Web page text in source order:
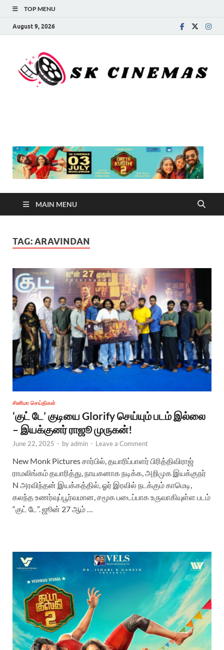
TOP MENU
August 9, 2026
MAIN MENU
TAG:ARAVINDAN
சினிமா செய்திகள்
‘குட் டே’ குடியை Glorify செய்யும் படம் இல்லை
– இயக்குனர் ராஜூ முருகன்!
June 22, 2025 - byadmin - Leave a Comment
New Monk Pictures சார்பில், தயாரிப்பாளர் பிரித்திவிராஜ்
ராமலிங்கம் தயாரித்து, நாயகனாக நடிக்க, அறிமுக இயக்குநர்
N அரவிந்தன் இயக்கத்தில், ஓர் இரவில் நடக்கும் காமெடி,
கலந்த உணர்வுப்பூர்வமான, சமூக படைப்பாக உருவாகியுள்ள படம்
“குட் டே”. ஜூன் 27 ஆம் …